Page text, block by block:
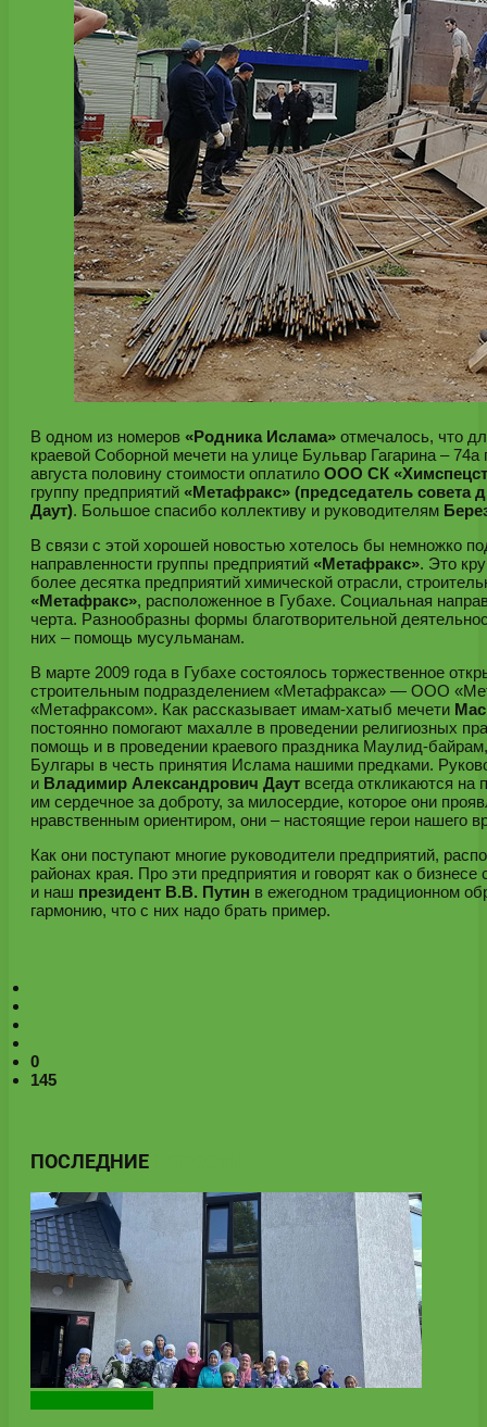
В одном из номеров «Родника Ислама» отмечалось, что
краевой Соборной мечети на улице Бульвар Гагарина –
августа половину стоимости оплатило ООО СК
группу предприятий «Метафракс» (председатель совета
Даут). Большое спасибо коллективу и руководителям
В связи с этой хорошей новостью хотелось бы немножко
направленности группы предприятий «Метафракс». Это
более десятка предприятий химической отрасли,
«Метафракс», расположенное в Губахе. Социальная
черта. Разнообразны формы благотворительной
них – помощь мусульманам.
В марте 2009 года в Губахе состоялось торжественное
строительным подразделением «Метафракса» — ООО
«Метафраксом». Как рассказывает имам-хатыб мечети
постоянно помогают махалле в проведении религиозных
помощь и в проведении краевого праздника Маулид-
Булгары в честь принятия Ислама нашими предками.
и Владимир Александрович Даут всегда откликаются
им сердечное за доброту, за милосердие, которое они
нравственным ориентиром, они – настоящие герои нашего
Как они поступают многие руководители предприятий,
районах края. Про эти предприятия и говорят как о
и наш президент В.В. Путин в ежегодном традиционном
гармонию, что с них надо брать пример.
0
145
ПОСЛЕДНИЕ